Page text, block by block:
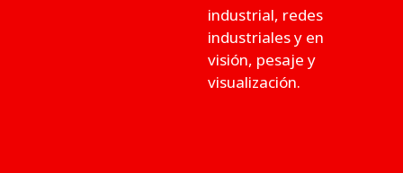
industrial, redes
industriales y en
visión, pesaje y
visualización.